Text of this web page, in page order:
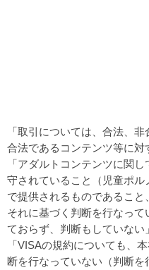
「取引については、合法、
合法であるコンテンツ等に対
「アダルトコンテンツに関
守されていること（児童ポ
で提供されるものであること
それに基づく判断を行なっ
ておらず、判断もしていない」
「VISAの規約についても、
断を行なっていない（判断を